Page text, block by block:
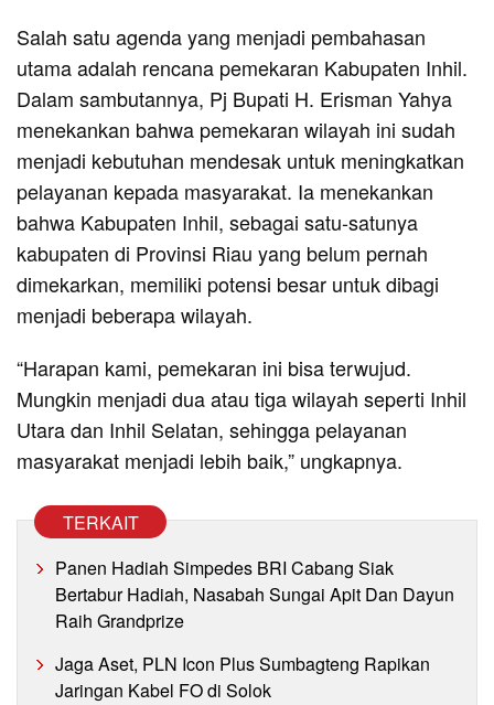
Salah satu agenda yang menjadi pembahasan
utama adalah rencana pemekaran Kabupaten Inhil.
Dalam sambutannya, Pj Bupati H. Erisman Yahya
menekankan bahwa pemekaran wilayah ini sudah
menjadi kebutuhan mendesak untuk meningkatkan
pelayanan kepada masyarakat. Ia menekankan
bahwa Kabupaten Inhil, sebagai satu-satunya
kabupaten di Provinsi Riau yang belum pernah
dimekarkan, memiliki potensi besar untuk dibagi
menjadi beberapa wilayah.
“Harapan kami, pemekaran ini bisa terwujud.
Mungkin menjadi dua atau tiga wilayah seperti Inhil
Utara dan Inhil Selatan, sehingga pelayanan
masyarakat menjadi lebih baik,” ungkapnya.
TERKAIT
Panen Hadiah Simpedes BRI Cabang Siak
Bertabur Hadiah, Nasabah Sungai Apit Dan Dayun
Raih Grandprize
Jaga Aset, PLN Icon Plus Sumbagteng Rapikan
Jaringan Kabel FO di Solok